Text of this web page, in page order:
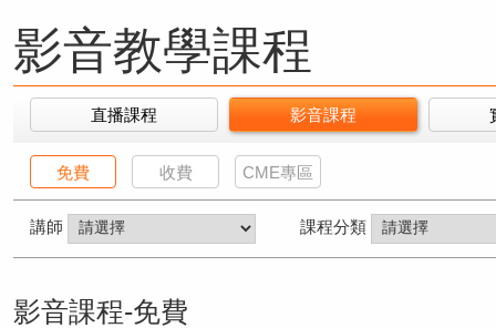
影音教學課程
直播課程 影音課程
免費 收費 CME專區
講師 課程分類
影音課程-免費